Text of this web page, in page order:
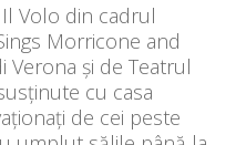
Volo din cadrul
Morricone and
Verona și de Teatrul
cu casa
de cei peste